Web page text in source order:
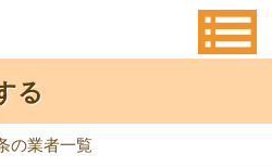
る
の業者一覧